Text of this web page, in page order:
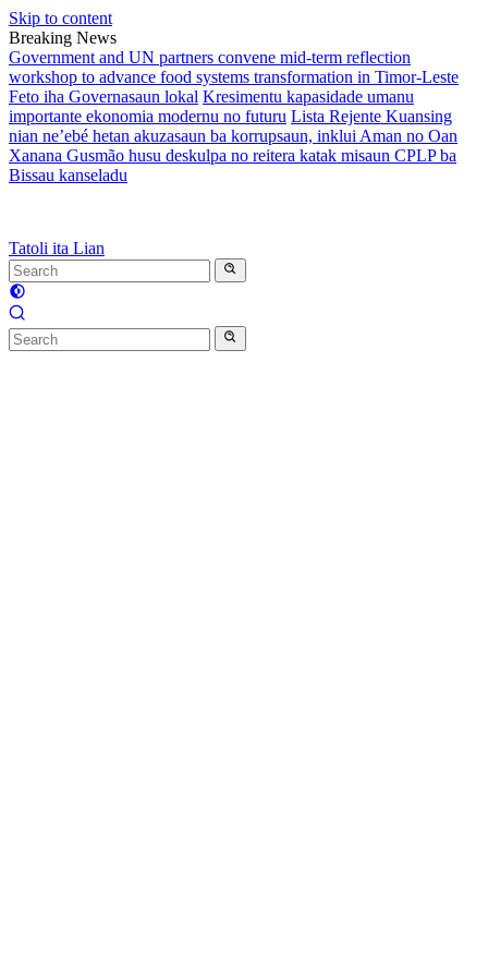
Skip to content
Breaking News
Government and UN partners convene mid-term reflection
workshop to advance food systems transformation in Timor-Leste
Feto iha Governasaun lokal Kresimentu kapasidade umanu
importante ekonomia modernu no futuru Lista Rejente Kuansing
nian ne’ebé hetan akuzasaun ba korrupsaun, inklui Aman no Oan
Xanana Gusmão husu deskulpa no reitera katak misaun CPLP ba
Bissau kanseladu
Tatoli ita Lian